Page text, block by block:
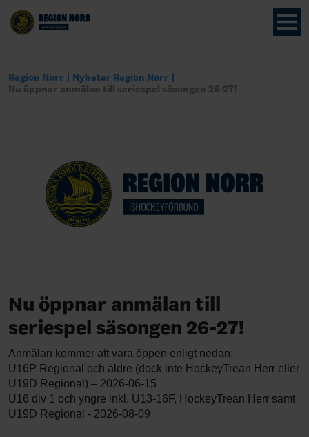
Region Norr
Nyheter Region Norr
Nu öppnar anmälan till seriespel säsongen 26-27!
Nu öppnar anmälan till
seriespel säsongen 26-27!
Anmälan kommer att vara öppen enligt nedan:
U16P Regional och äldre (dock inte HockeyTrean Herr eller
U19D Regional) – 2026-06-15
U16 div 1 och yngre inkl. U13-16F, HockeyTrean Herr samt
U19D Regional - 2026-08-09